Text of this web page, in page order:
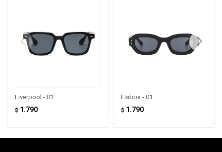
Liverpool - 01
$ 1.790
Lisboa - 01
$ 1.790